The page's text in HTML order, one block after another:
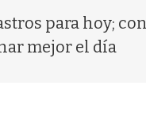
para hoy;
mejor el día